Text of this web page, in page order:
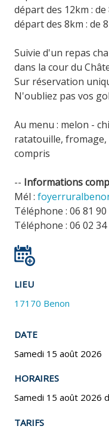
départ des 12km : de
départ des 8km : de
Suivie d'un repas
dans la cour du
Sur réservation
N'oubliez pas vos
Au menu : melon -
ratatouille, fromage,
compris
-- Informations
Mél :
Téléphone : 06 81 90
Téléphone : 06 02 34
LIEU
17170 Benon
DATE
Samedi 15 août 2026
HORAIRES
Samedi 15 août 2026
TARIFS